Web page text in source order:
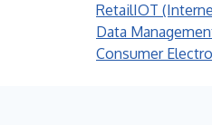
RetailIOT
Data
Consumer